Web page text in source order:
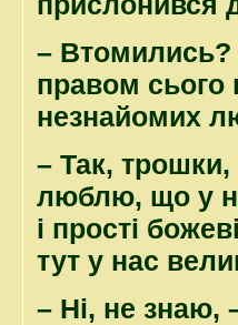
–
правом сього
незнайомих
– Так, трошки,
люблю, що у
і прості
тут у нас
– Ні, не знаю,